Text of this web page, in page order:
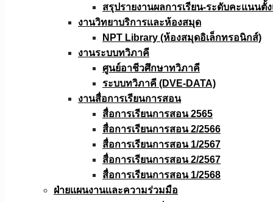
สรุปรายงานผลการเรียน-ระดับคะแนนตั้
งานวิทยาบริการเเละห้องสมุด
NPT Library (ห้องสมุดอิเล็กทรอนิกส์)
งานระบบทวิภาคี
ศูนย์อาชีวศึกษาทวิภาคี
ระบบทวิภาคี (DVE-DATA)
งานสื่อการเรียนการสอน
สื่อการเรียนการสอน 2565
สื่อการเรียนการสอน 2/2566
สื่อการเรียนการสอน 1/2567
สื่อการเรียนการสอน 2/2567
สื่อการเรียนการสอน 1/2568
ฝ่ายแผนงานเเละความร่วมมือ